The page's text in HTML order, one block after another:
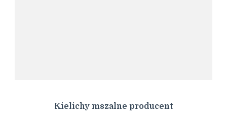
Kielichy mszalne producent